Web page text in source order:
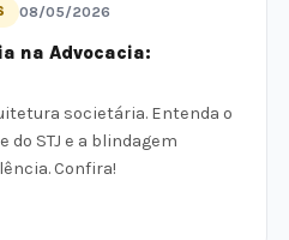
08/05/2026
na Advocacia:
societária. Entenda o
do STJ e a blindagem
Confira!